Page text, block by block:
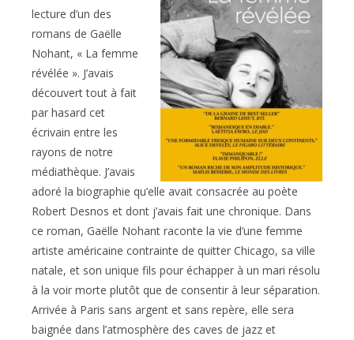
lecture d’un des
romans de Gaëlle
Nohant, « La femme
révélée ». J’avais
découvert tout à fait
par hasard cet
écrivain entre les
rayons de notre
médiathèque. J’avais
adoré la biographie qu’elle avait consacrée au poète
Robert Desnos et dont j’avais fait une chronique. Dans
ce roman, Gaëlle Nohant raconte la vie d’une femme
artiste américaine contrainte de quitter Chicago, sa ville
natale, et son unique fils pour échapper à un mari résolu
à la voir morte plutôt que de consentir à leur séparation.
Arrivée à Paris sans argent et sans repère, elle sera
baignée dans l’atmosphère des caves de jazz et